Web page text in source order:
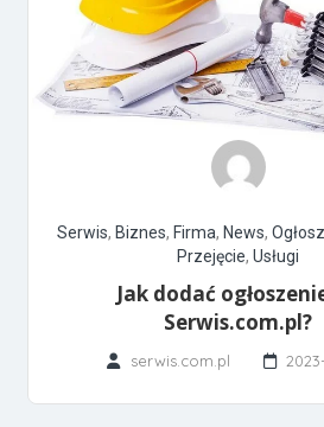
Serwis, Biznes, Firma, News,
Przejęcie, Usługi
Jak dodać
Serwis.com.pl?
serwis.com.pl